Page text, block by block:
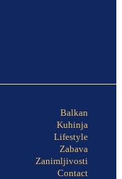
Balkan
Kuhinja
Lifestyle
Zabava
Zanimljivosti
Contact